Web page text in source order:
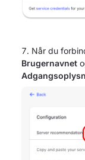
Når du
Brugernavnet